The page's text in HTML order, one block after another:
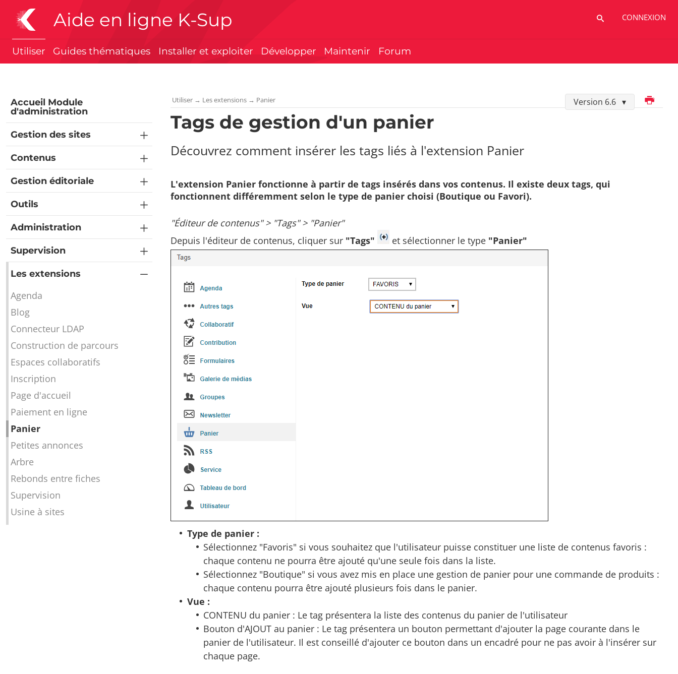
Aide en ligne K-Sup CONNEXION
Utiliser Guides thématiques Installer et exploiter Développer Maintenir Forum
Accueil Module
d'administration
Gestion des sites
Contenus
Gestion éditoriale
Outils
Administration
Supervision
Les extensions
Agenda
Blog
Connecteur LDAP
Construction de parcours
Espaces collaboratifs
Inscription
Page d'accueil
Paiement en ligne
Panier
Petites annonces
Arbre
Rebonds entre fiches
Supervision
Usine à sites
Version 6.6Imprimer
Utiliser → Les extensions → Panier
Tags de gestion d'un panier
Découvrez comment insérer les tags liés à l'extension Panier
L'extension Panier fonctionne à partir de tags insérés dans vos contenus. Il existe deux tags, qui
fonctionnent différemment selon le type de panier choisi (Boutique ou Favori).
"Éditeur de contenus" > "Tags" > "Panier"
Depuis l'éditeur de contenus, cliquer sur "Tags" et sélectionner le type "Panier"
Type de panier :
Sélectionnez "Favoris" si vous souhaitez que l'utilisateur puisse constituer une liste de contenus favoris :
chaque contenu ne pourra être ajouté qu'une seule fois dans la liste.
Sélectionnez "Boutique" si vous avez mis en place une gestion de panier pour une commande de produits :
chaque contenu pourra être ajouté plusieurs fois dans le panier.
Vue :
CONTENU du panier : Le tag présentera la liste des contenus du panier de l'utilisateur
Bouton d'AJOUT au panier : Le tag présentera un bouton permettant d'ajouter la page courante dans le
panier de l'utilisateur. Il est conseillé d'ajouter ce bouton dans un encadré pour ne pas avoir à l'insérer sur
chaque page.